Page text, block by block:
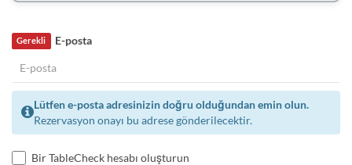
E-posta
Gerekli
Lütfen e-posta adresinizin doğru olduğundan emin olun.
Rezervasyon onayı bu adrese gönderilecektir.
Bir TableCheck hesabı oluşturun